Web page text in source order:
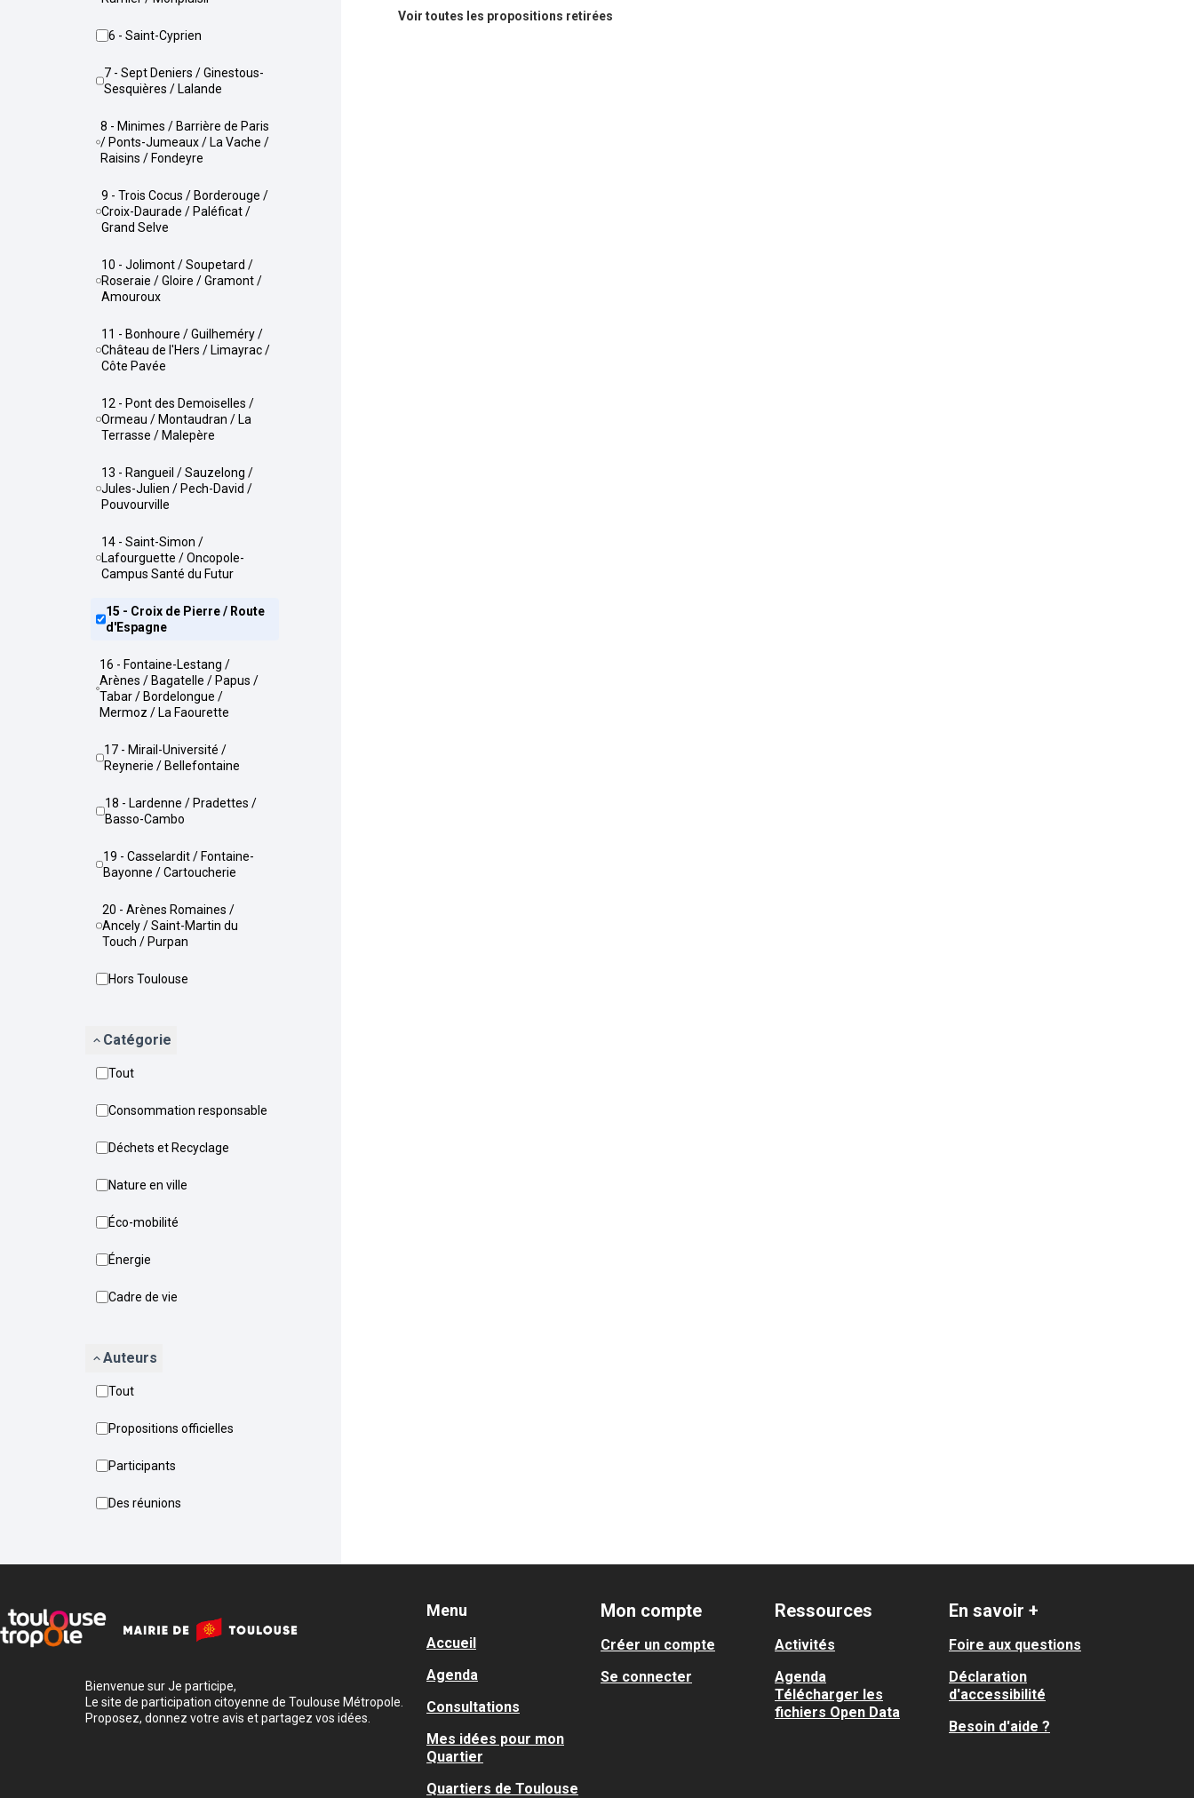
6 - Saint-Cyprien
7 - Sept Deniers / Ginestous-
Sesquières / Lalande
8 - Minimes / Barrière de Paris
/ Ponts-Jumeaux / La Vache /
Raisins / Fondeyre
9 - Trois Cocus / Borderouge /
Croix-Daurade / Paléficat /
Grand Selve
10 - Jolimont / Soupetard /
Roseraie / Gloire / Gramont /
Amouroux
11 - Bonhoure / Guilheméry /
Château de l'Hers / Limayrac /
Côte Pavée
12 - Pont des Demoiselles /
Ormeau / Montaudran / La
Terrasse / Malepère
13 - Rangueil / Sauzelong /
Jules-Julien / Pech-David /
Pouvourville
14 - Saint-Simon /
Lafourguette / Oncopole-
Campus Santé du Futur
15 - Croix de Pierre / Route
d'Espagne
16 - Fontaine-Lestang /
Arènes / Bagatelle / Papus /
Tabar / Bordelongue /
Mermoz / La Faourette
17 - Mirail-Université /
Reynerie / Bellefontaine
18 - Lardenne / Pradettes /
Basso-Cambo
19 - Casselardit / Fontaine-
Bayonne / Cartoucherie
20 - Arènes Romaines /
Ancely / Saint-Martin du
Touch / Purpan
Hors Toulouse
Catégorie
Tout
Consommation responsable
Déchets et Recyclage
Nature en ville
Éco-mobilité
Énergie
Cadre de vie
Auteurs
Tout
Propositions officielles
Participants
Des réunions
Voir toutes les propositions retirées
Bienvenue sur Je participe,
Le site de participation citoyenne de Toulouse Métropole.
Proposez, donnez votre avis et partagez vos idées.
Menu
Accueil
Agenda
Consultations
Mes idées pour mon
Quartier
Quartiers de Toulouse
Mon compte
Créer un compte
Se connecter
Ressources
Activités
Agenda
Télécharger les
fichiers Open Data
En savoir +
Foire aux questions
Déclaration
d'accessibilité
Besoin d'aide ?